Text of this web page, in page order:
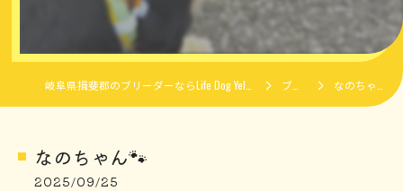
ブログ なのちゃん🐾
なのちゃん🐾
2025/09/25